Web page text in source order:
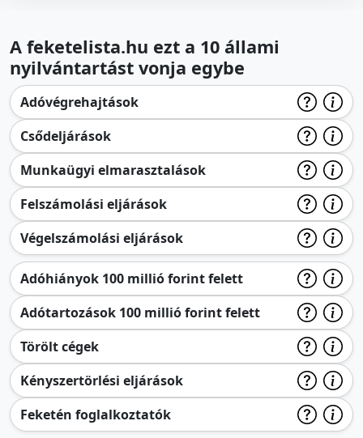
A feketelista.hu ezt a 10 állami
nyilvántartást vonja egybe
Adóvégrehajtások
Csődeljárások
Munkaügyi elmarasztalások
Felszámolási eljárások
Végelszámolási eljárások
Adóhiányok 100 millió forint felett
Adótartozások 100 millió forint felett
Törölt cégek
Kényszertörlési eljárások
Feketén foglalkoztatók